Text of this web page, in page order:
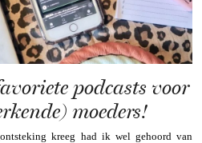
podcasts voor
moeders!
kreeg had ik wel gehoord van